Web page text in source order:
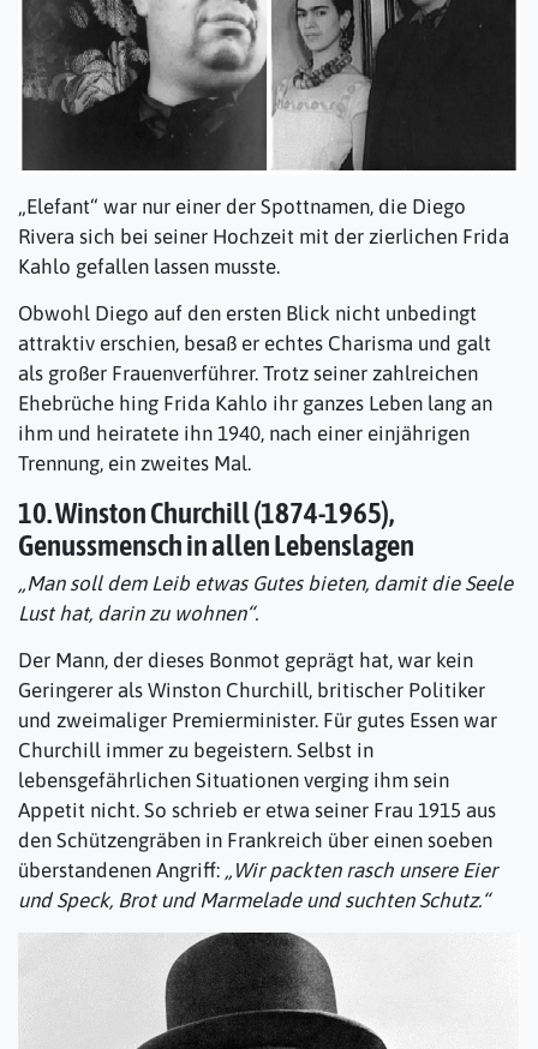
„Elefant“ war nur einer der Spottnamen, die Diego
Rivera sich bei seiner Hochzeit mit der zierlichen Frida
Kahlo gefallen lassen musste.
Obwohl Diego auf den ersten Blick nicht unbedingt
attraktiv erschien, besaß er echtes Charisma und galt
als großer Frauenverführer. Trotz seiner zahlreichen
Ehebrüche hing Frida Kahlo ihr ganzes Leben lang an
ihm und heiratete ihn 1940, nach einer einjährigen
Trennung, ein zweites Mal.
10. Winston Churchill (1874-1965),
Genussmensch in allen Lebenslagen
„Man soll dem Leib etwas Gutes bieten, damit die Seele
Lust hat, darin zu wohnen“.
Der Mann, der dieses Bonmot geprägt hat, war kein
Geringerer als Winston Churchill, britischer Politiker
und zweimaliger Premierminister. Für gutes Essen war
Churchill immer zu begeistern. Selbst in
lebensgefährlichen Situationen verging ihm sein
Appetit nicht. So schrieb er etwa seiner Frau 1915 aus
den Schützengräben in Frankreich über einen soeben
überstandenen Angriff: „Wir packten rasch unsere Eier
und Speck, Brot und Marmelade und suchten Schutz.“